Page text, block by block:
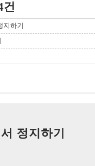
건
하기
정지하기